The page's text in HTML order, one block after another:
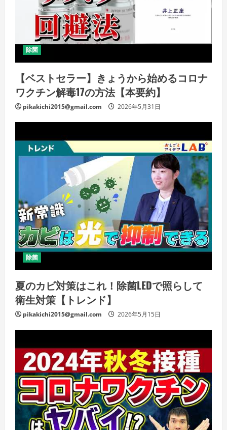
除菌
【ベストセラー】きょうから始めるコロナ
ワクチン解毒17の方法【本要約】
pikakichi2015@gmail.com 2026年5月31日
除菌
夏のカビ対策はこれ！除菌LEDで照らして
衛生対策【トレンド】
pikakichi2015@gmail.com 2026年5月15日